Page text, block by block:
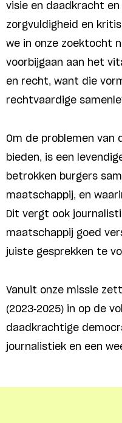
visie en daadkracht
zorgvuldigheid en
we in onze zoektocht
voorbijgaan aan het
en recht, want die
rechtvaardige
Om de problemen
bieden, is een
betrokken burgers
maatschappij, en
Dit vergt ook
maatschappij goed
juiste gesprekken te
Vanuit onze missie
(2023-2025) in op de
daadkrachtige
journalistiek en een